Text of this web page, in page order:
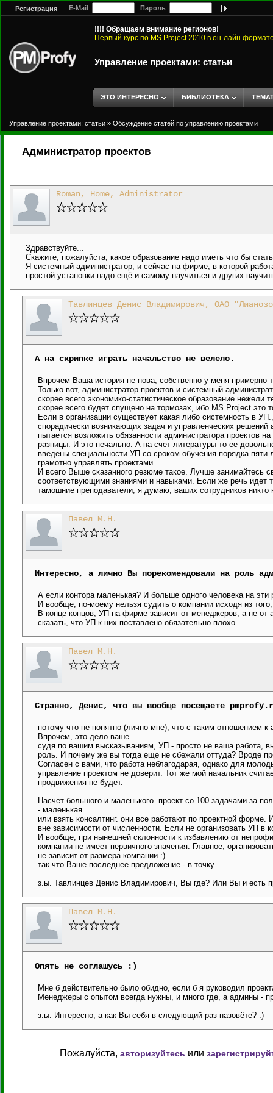
Регистрация E-Mail Пароль
!!!! Обращаем внимание регионов!
Первый курс по MS Project 2010 в он-лайн
Управление проектами: статьи
ЭТО ИНТЕРЕСНО БИБЛИОТЕКА
Управление проектами: статьи » Обсуждение статей по управлению проектами
Администратор проектов
Roman, Home, Administrator
Здравствуйте...
Скажите, пожалуйста, какое образование надо иметь что бы
Я системный администратор, и сейчас на фирме, в которой
простой установки надо ещё и самому научиться и других
Тавлинцев Денис Владимирович, ОАО
А на скрипке играть начальство не велело.
Впрочем Ваша история не нова, собственно у меня примерно
Только вот, администратор проектов и системный
скорее всего экономико-статистическое образование
скорее всего будет спущено на тормозах, ибо MS Project это
Если в организации существует какая либо системность в
спорадически возникающих задач и управленческих решений
пытается возложить обязанности администратора проектов
разницы. И это печально. А на счет литературы то ее
введены специальности УП со сроком обучения порядка
грамотно управлять проектами.
И всего Выше сказанного резюме такое. Лучше занимайтесь
соответствующими знаниями и навыками. Если же речь идет
тамошние преподаватели, я думаю, ваших сотрудников никто
Павел М.Н.
Интересно, а лично Вы порекомендовали на роль
А если контора маленькая? И больше одного человека на эти
И вообще, по-моему нельзя судить о компании исходя из
В конце концов, УП на фирме зависит от менеджеров, а не
сказать, что УП к них поставлено обязательно плохо.
Павел М.Н.
Странно, Денис, что вы вообще посещаете
потому что не понятно (лично мне), что с таким отношением
Впрочем, это дело ваше...
судя по вашим высказываниям, УП - просто не ваша работа,
роль. И почему же вы тогда еще не сбежали оттуда? Вроде
Согласен с вами, что работа неблагодарая, однако для
управление проектом не доверит. Тот же мой начальник
продвижения не будет.
Насчет большого и маленького. проект со 100 задачами за
- маленькая.
или взять консалтинг. они все работают по проектной
вне зависимости от численности. Если не организовать УП в
И вообще, при нынешней склонности к избавлению от
компании не имеет первичного значения. Главное,
не зависит от размера компании :)
так что Ваше последнее предложение - в точку
з.ы. Тавлинцев Денис Владимирович, Вы где? Или Вы и есть
Павел М.Н.
Опять не соглашусь :)
Мне б действительно было обидно, если б я руководил
Менеджеры с опытом всегда нужны, и много где, а админы -
з.ы. Интересно, а как Вы себя в следующий раз назовёте? :)
Пожалуйста, авторизуйтесь или